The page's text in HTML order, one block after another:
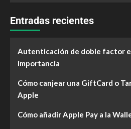
Entradas recientes
Autenticación de doble factor
importancia
Cómo canjear una GiftCard o
Apple
Cómo añadir Apple Pay a la